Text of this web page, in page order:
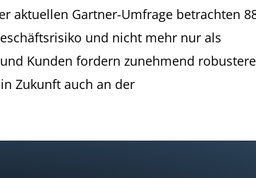
aktuellen Gartner-Umfrage betrachten
und nicht mehr nur als
Kunden fordern zunehmend robustere
Zukunft auch an der